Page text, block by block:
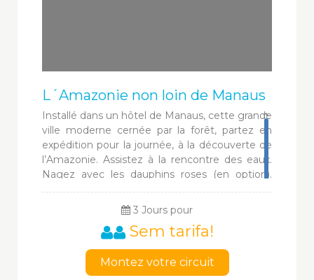
L´Amazonie non loin de Manaus
Installé dans un hôtel de Manaus, cette grande
ville moderne cernée par la forêt, partez en
expédition pour la journée, à la découverte de
l’Amazonie. Assistez à la rencontre des eaux.
Nagez avec les dauphins roses (en option).
Découvrez les plantes médicinales. Visitez un
village indigène.... Et découvrez le magnifique
Opéra de Manaus construit à la grande époque
de production du caoutchouc...
3 Jours pour
Sem tarifa!
Montez votre circuit